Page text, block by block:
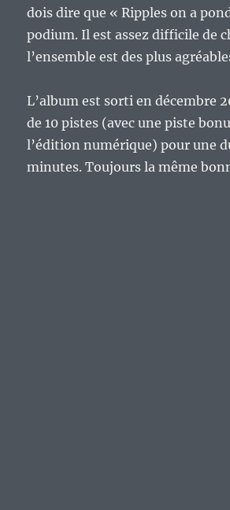
dois dire que « Ripples on a
podium. Il est assez difficile de
l’ensemble est des plus
L’album est sorti en décembre
de 10 pistes (avec une piste
l’édition numérique) pour une
minutes. Toujours la même